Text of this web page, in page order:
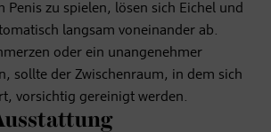
Penis zu spielen, lösen sich Eichel und
langsam voneinander ab.
oder ein unangenehmer
sollte der Zwischenraum, in dem sich
vorsichtig gereinigt werden.